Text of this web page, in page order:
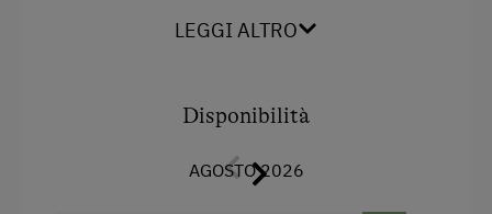
Sorgente di acqua potabile privata
trascorrere notti tranquille e riposanti e fare il
Letto matrimoniale (kingsize)
LEGGI ALTRO
Disponibilità
AGOSTO 2026